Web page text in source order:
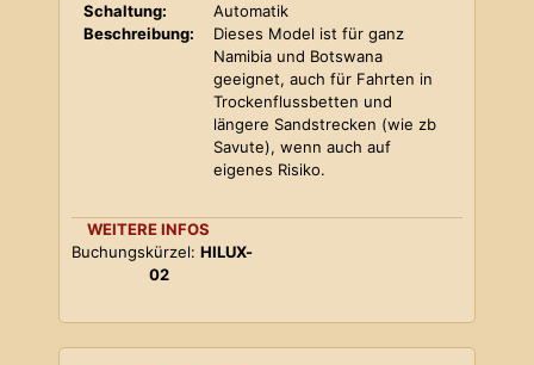
Schaltung:
Automatik
Beschreibung:
Dieses Model ist für ganz
Namibia und Botswana
geeignet, auch für Fahrten in
Trockenflussbetten und
längere Sandstrecken (wie zb
Savute), wenn auch auf
eigenes Risiko.
WEITERE INFOS
Buchungskürzel: HILUX-
02